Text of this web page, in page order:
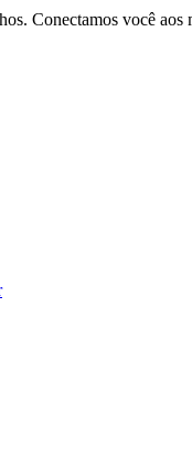
Conectamos você